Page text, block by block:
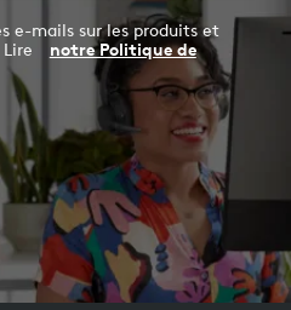
e-mails sur les produits et
notre Politique de